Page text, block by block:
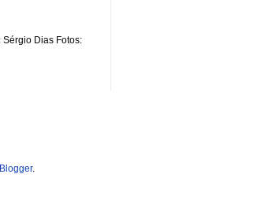
Dias Fotos:
Blogger.